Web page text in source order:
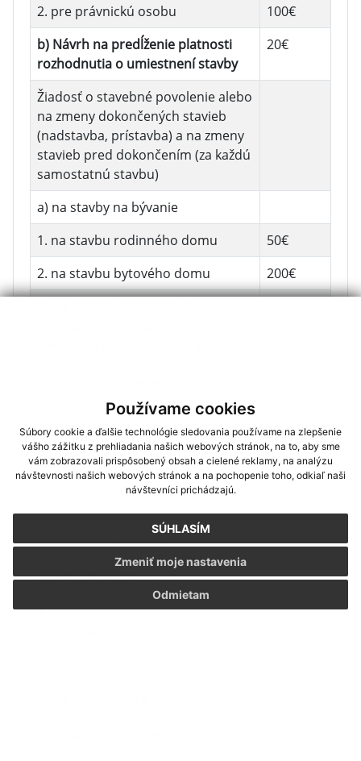
Používame cookies
Súbory cookie a ďalšie technológie sledovania používame na zlepšenie
vášho zážitku z prehliadania našich webových stránok, na to, aby sme
vám zobrazovali prispôsobený obsah a cielené reklamy, na analýzu
návštevnosti našich webových stránok a na pochopenie toho, odkiaľ naši
návštevníci prichádzajú.
SÚHLASÍM
Odmietam
Zmeniť moje nastavenia
2. pre právnickú osobu
100€
b) Návrh na predĺženie platnosti
rozhodnutia o umiestnení stavby
20€
Žiadosť o stavebné povolenie alebo
na zmeny dokončených stavieb
(nadstavba, prístavba) a na zmeny
stavieb pred dokončením (za každú
samostatnú stavbu)
a) na stavby na bývanie
1. na stavbu rodinného domu
50€
2. na stavbu bytového domu
200€
stavieb pred dokončením
1. ak zastavaná plocha nepresahuje
25 m2
25€
2. ak zastavaná plocha presahuje
c) na stavebné úpravy
dokončených stavieb vyžadujúce
stavebné povolenie
1. rodinných domov a stavieb na
35€